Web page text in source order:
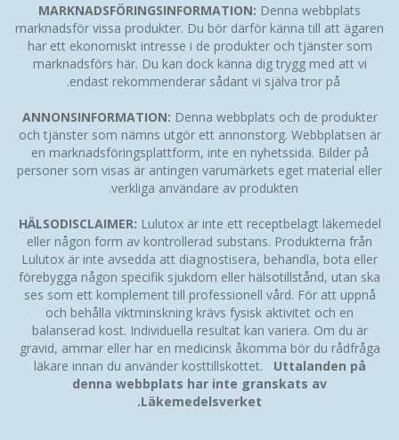
MARKNADSFÖRINGSINFORMATION: Denna webbplats
marknadsför vissa produkter. Du bör därför känna till att ägaren
har ett ekonomiskt intresse i de produkter och tjänster som
marknadsförs här. Du kan dock känna dig trygg med att vi
endast rekommenderar sådant vi själva tror på.
ANNONSINFORMATION: Denna webbplats och de produkter
och tjänster som nämns utgör ett annonstorg. Webbplatsen är
en marknadsföringsplattform, inte en nyhetssida. Bilder på
personer som visas är antingen varumärkets eget material eller
verkliga användare av produkten.
HÄLSODISCLAIMER: Lulutox är inte ett receptbelagt läkemedel
eller någon form av kontrollerad substans. Produkterna från
Lulutox är inte avsedda att diagnostisera, behandla, bota eller
förebygga någon specifik sjukdom eller hälsotillstånd, utan ska
ses som ett komplement till professionell vård. För att uppnå
och behålla viktminskning krävs fysisk aktivitet och en
balanserad kost. Individuella resultat kan variera. Om du är
gravid, ammar eller har en medicinsk åkomma bör du rådfråga
läkare innan du använder kosttillskottet. Uttalanden på
denna webbplats har inte granskats av
Läkemedelsverket.